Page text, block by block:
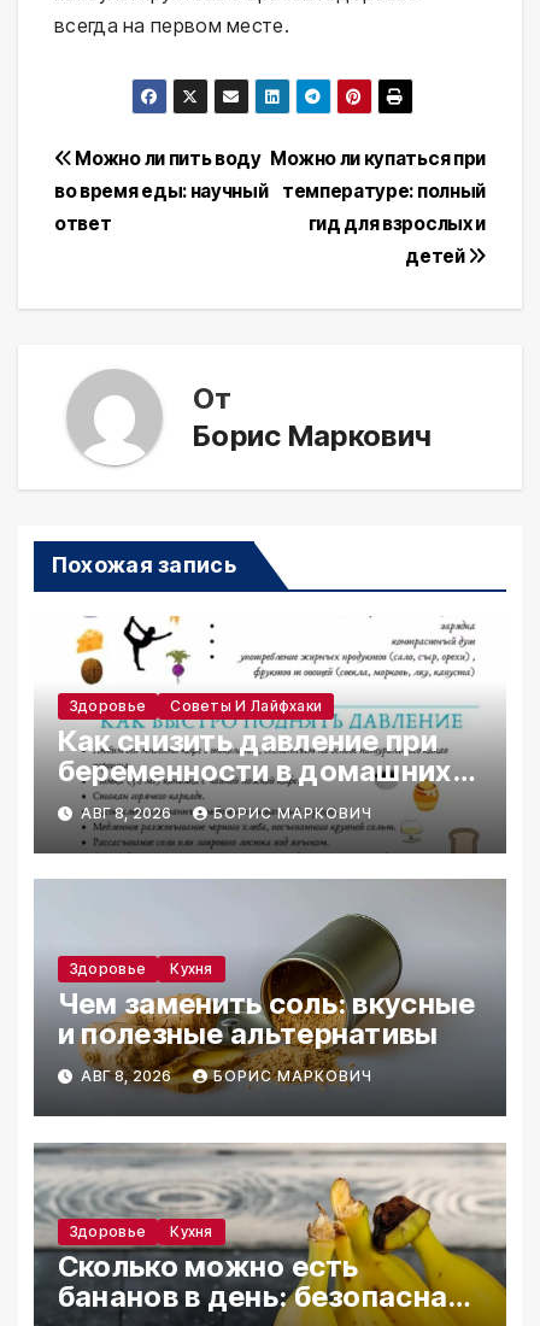
всегда на первом месте.
Навигация
по
Можно ли купаться при
температуре: полный
гид для взрослых и
детей
Можно ли пить воду
во время еды: научный
ответ
От
Борис Маркович
Похожая запись
Здоровье Советы И Лайфхаки
Как снизить давление при
беременности в домашних
условиях
АВГ 8, 2026 БОРИС МАРКОВИЧ
Здоровье Кухня
Чем заменить соль: вкусные
и полезные альтернативы
АВГ 8, 2026 БОРИС МАРКОВИЧ
Здоровье Кухня
Сколько можно есть
бананов в день: безопасная